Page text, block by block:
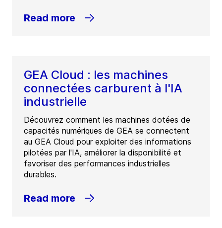
Read more
GEA Cloud : les machines
connectées carburent à l'IA
industrielle
Découvrez comment les machines dotées de
capacités numériques de GEA se connectent
au GEA Cloud pour exploiter des informations
pilotées par l'IA, améliorer la disponibilité et
favoriser des performances industrielles
durables.
Read more